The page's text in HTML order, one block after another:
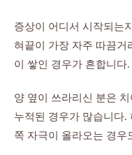
증상이 어디서 시작되는
혀끝이 가장 자주 따끔거
이 쌓인 경우가 흔합니다.
양 옆이 쓰라리신 분은
누적된 경우가 많습니다.
쪽 자극이 올라오는 경우